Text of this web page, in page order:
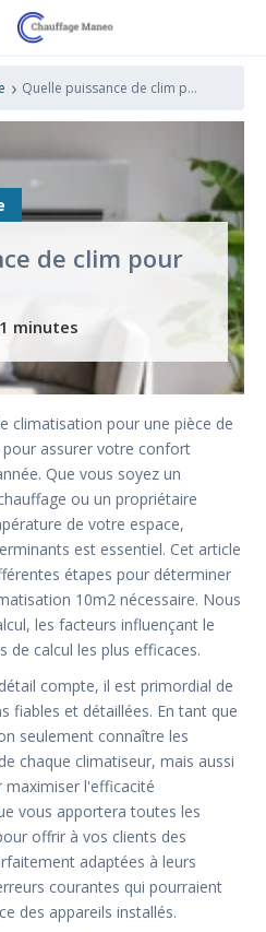
de clim pour
› Quelle puissance de clim pour 10m2 ?
climatisation pour une pièce de
assurer votre confort
Que vous soyez un
ou un propriétaire
de votre espace,
est essentiel. Cet article
étapes pour déterminer
10m2 nécessaire. Nous
les facteurs influençant le
de calcul les plus efficaces.
compte, il est primordial de
fiables et détaillées. En tant que
seulement connaître les
chaque climatiseur, mais aussi
maximiser l'efficacité
vous apportera toutes les
offrir à vos clients des
adaptées à leurs
courantes qui pourraient
des appareils installés.